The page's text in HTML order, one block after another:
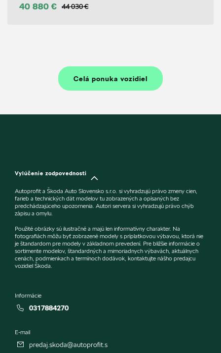
40 880 € 44 030 €
Celá ponuka vozidiel
Vylúčenie zodpovednosti
Autoprofit a Škoda Auto Slovensko s.r.o. si vyhradzujú právo zmeny cien,
farieb a technických dát modelov tu zobrazených a opísaných bez
predchádzajúceho upozornenia. Autori servera si vyhradzujú právo chýb
zápisu a omylu.
Použité obrázky sú ilustračné a majú len informatívny charakter. Na
fotografiách môžu byť zobrazené modely s príplatkovou výbavou, ktorá nie
je štandardom pre modely v základnom prevedení. Pre bližšie informácie o
sortimente modelov, štandardných a mimoriadnych výbavách, aktuálnych
cenách, podmienkach a termínoch dodávok, kontaktujte nášho predajcu
vozidiel Škoda.
Informácie
0317884270
E-mail
predaj.skoda@autoprofit.s